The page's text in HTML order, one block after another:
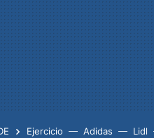
Ejercicio Adidas Lidl